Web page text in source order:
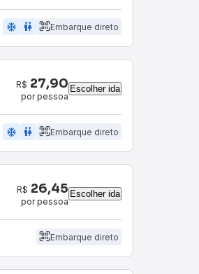
ac_unit wc Embarque direto
R$ 27,90
por pessoa
Escolher ida
ac_unit wc Embarque direto
R$ 26,45
por pessoa
Escolher ida
Embarque direto